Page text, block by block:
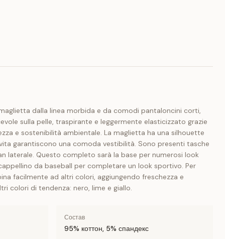
dalla linea morbida e da comodi pantaloncini corti,
sulla pelle, traspirante e leggermente elasticizzato grazie
e sostenibilità ambientale. La maglietta ha una silhouette
garantiscono una comoda vestibilità. Sono presenti tasche
laterale. Questo completo sarà la base per numerosi look
da baseball per completare un look sportivo. Per
facilmente ad altri colori, aggiungendo freschezza e
colori di tendenza: nero, lime e giallo.
Состав
95% коттон, 5% спандекс